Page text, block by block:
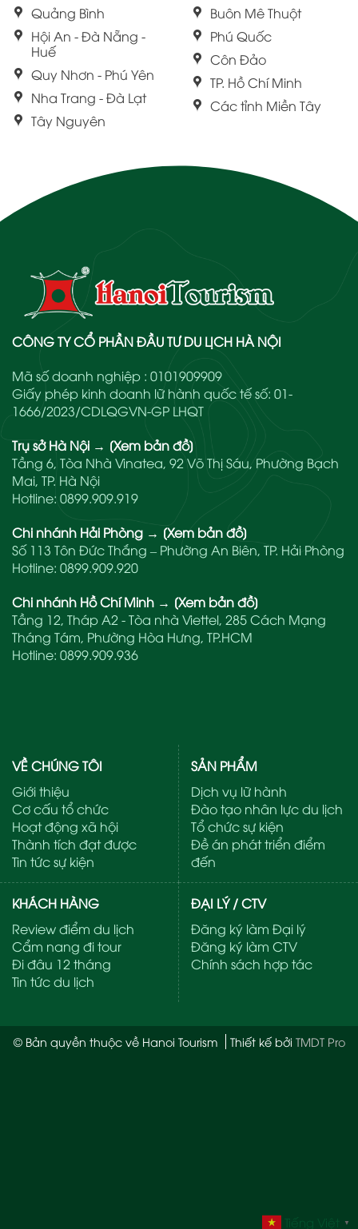
Quảng Bình
Hội An - Đà Nẵng -
Huế
Quy Nhơn - Phú Yên
Nha Trang - Đà Lạt
Tây Nguyên
Buôn Mê Thuột
Phú Quốc
Côn Đảo
TP. Hồ Chí Minh
Các tỉnh Miền Tây
CÔNG TY CỔ PHẦN ĐẦU TƯ DU LỊCH HÀ NỘI
Mã số doanh nghiệp : 0101909909
Giấy phép kinh doanh lữ hành quốc tế số: 01-
1666/2023/CDLQGVN-GP LHQT
Trụ sở Hà Nội → [Xem bản đồ]
Tầng 6, Tòa Nhà Vinatea, 92 Võ Thị Sáu, Phường Bạch
Mai, TP. Hà Nội
Hotline: 0899.909.919
Chi nhánh Hải Phòng → [Xem bản đồ]
Số 113 Tôn Đức Thắng – Phường An Biên, TP. Hải Phòng
Hotline: 0899.909.920
Chi nhánh Hồ Chí Minh → [Xem bản đồ]
Tầng 12, Tháp A2 - Tòa nhà Viettel, 285 Cách Mạng
Tháng Tám, Phường Hòa Hưng, TP.HCM
Hotline: 0899.909.936
VỀ CHÚNG TÔI
Giới thiệu
Cơ cấu tổ chức
Hoạt động xã hội
Thành tích đạt được
Tin tức sự kiện
SẢN PHẨM
Dịch vụ lữ hành
Đào tạo nhân lực du lịch
Tổ chức sự kiện
Đề án phát triển điểm
đến
KHÁCH HÀNG
Review điểm du lịch
Cẩm nang đi tour
Đi đâu 12 tháng
Tin tức du lịch
ĐẠI LÝ / CTV
Đăng ký làm Đại lý
Đăng ký làm CTV
Chính sách hợp tác
© Bản quyền thuộc về Hanoi Tourism Thiết kế bởi TMDT Pro
Tiếng Việt ▼